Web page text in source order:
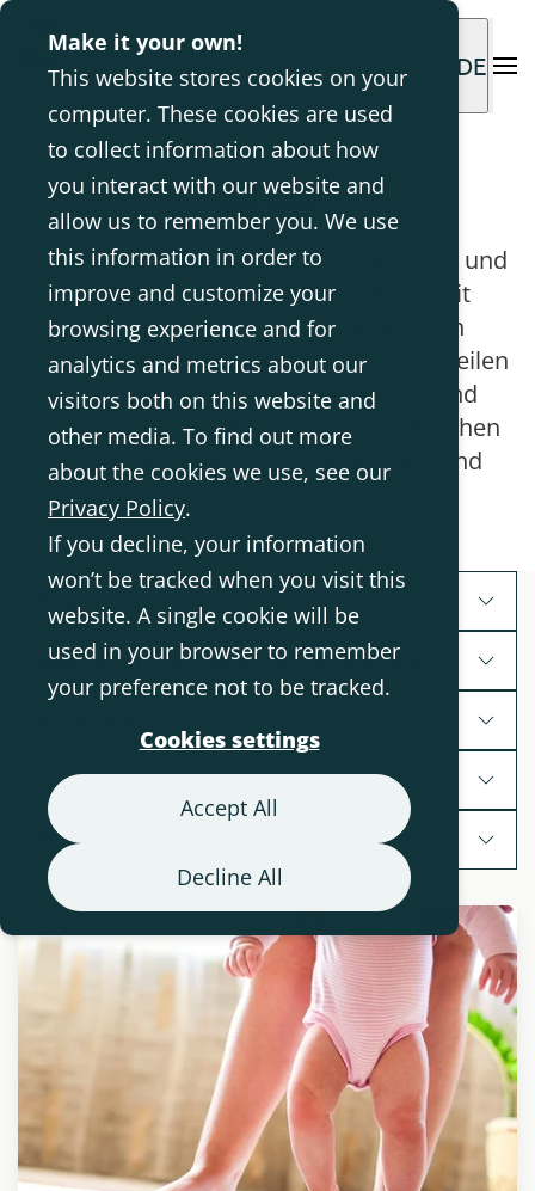
Make it your own!
This website stores cookies on your
computer. These cookies are used
to collect information about how
you interact with our website and
allow us to remember you. We use
this information in order to
improve and customize your
browsing experience and for
analytics and metrics about our
visitors both on this website and
other media. To find out more
about the cookies we use, see our
Privacy Policy.
If you decline, your information
won’t be tracked when you visit this
website. A single cookie will be
used in your browser to remember
your preference not to be tracked.
Cookies settings
Accept All
Decline All
DE
Blog
Unser Ziel ist es, Sie durch Fallbeispiele und
Erfahrungen anderer Betroffener mit
unseren Lösungen zu inspirieren. In
Verbindung mit diesen Informationen teilen
wir auch evidenzbasiertes Wissen und
klinische Expertise in Bezug auf Menschen
mit körperlichen Einschränkungen und
Segmente
Segmente für Assistive Technologien
Diagnosen und Zustände
Andere Themen